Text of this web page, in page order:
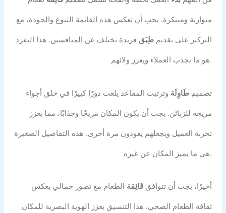
متوازنة ومبتكرة. يجب أن تعكس هذه القائمة التنوع والجودة، مع
التركيز على تقديم طِبَق فريدة تختلف عن المنافسين. هذا التفرد
هو ما يجذب العملاء ويعزز ولائهم.
تصميم طَاوِلَة وترتيب المقاعد يلعب دورًا كبيرًا في خلق أجواء
مريحة للزبائن. يجب أن يكون المكان مريحًا وجذابًا، مما يعزز
تجربة العميل ويجعلهم يعودون مرة أخرى. هذه التفاصيل الصغيرة
هي ما يميز المكان عن غيره.
أخيرًا، يجب أن تتوافق قَائِمَة الطعام مع تصور جمالي يعكس
ثقافة الطعام الصحي. هذا التنسيق يعزز الهوية البصرية للمكان